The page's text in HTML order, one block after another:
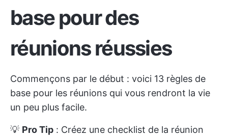
base pour des
réunions réussies
Commençons par le début : voici 13 règles de
base pour les réunions qui vous rendront la vie
un peu plus facile.
💡 Pro Tip : Créez une checklist de la réunion